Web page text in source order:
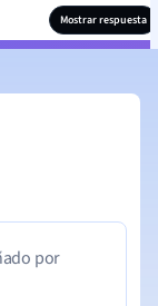
Mostrar respuesta
por